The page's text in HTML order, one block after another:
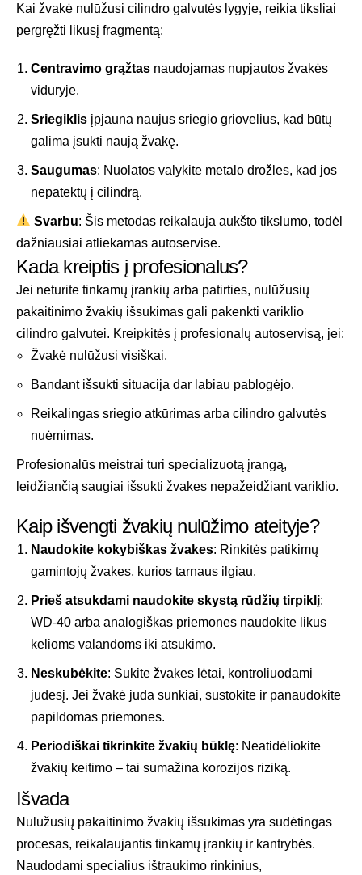
Kai žvakė nulūžusi cilindro galvutės lygyje, reikia tiksliai
pergręžti likusį fragmentą:
Centravimo grąžtas naudojamas nupjautos žvakės
viduryje.
Sriegiklis įpjauna naujus sriegio griovelius, kad būtų
galima įsukti naują žvakę.
Saugumas: Nuolatos valykite metalo drožles, kad jos
nepatektų į cilindrą.
Svarbu: Šis metodas reikalauja aukšto tikslumo, todėl
dažniausiai atliekamas autoservise.
Kada kreiptis į profesionalus?
Jei neturite tinkamų įrankių arba patirties, nulūžusių
pakaitinimo žvakių išsukimas gali pakenkti variklio
cilindro galvutei. Kreipkitės į profesionalų autoservisą, jei:
Žvakė nulūžusi visiškai.
Bandant išsukti situacija dar labiau pablogėjo.
Reikalingas sriegio atkūrimas arba cilindro galvutės
nuėmimas.
Profesionalūs meistrai turi specializuotą įrangą,
leidžiančią saugiai išsukti žvakes nepažeidžiant variklio.
Kaip išvengti žvakių nulūžimo ateityje?
Naudokite kokybiškas žvakes: Rinkitės patikimų
gamintojų žvakes, kurios tarnaus ilgiau.
Prieš atsukdami naudokite skystą rūdžių tirpiklį:
WD-40 arba analogiškas priemones naudokite likus
kelioms valandoms iki atsukimo.
Neskubėkite: Sukite žvakes lėtai, kontroliuodami
judesį. Jei žvakė juda sunkiai, sustokite ir panaudokite
papildomas priemones.
Periodiškai tikrinkite žvakių būklę: Neatidėliokite
žvakių keitimo – tai sumažina korozijos riziką.
Išvada
Nulūžusių pakaitinimo žvakių išsukimas yra sudėtingas
procesas, reikalaujantis tinkamų įrankių ir kantrybės.
Naudodami specialius ištraukimo rinkinius,